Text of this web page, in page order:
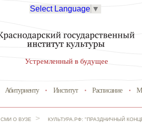
Устремленный в будущее
Select Language ▼
Абитуриенту Институт Расписание
СМИ О ВУЗЕ > КУЛЬТУРА.РФ: "ПРАЗДНИЧНЫЙ